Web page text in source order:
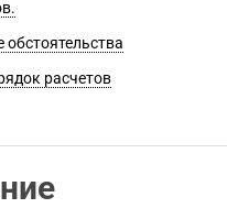
расчетов